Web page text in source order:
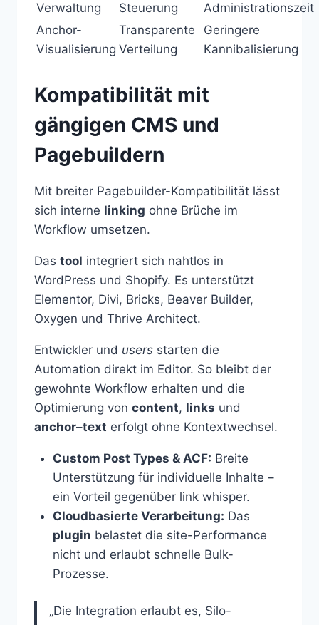
Verwaltung
Steuerung
Administrationszeit
Anchor-
Visualisierung
Transparente
Verteilung
Geringere
Kannibalisierung
Kompatibilität mit
gängigen CMS und
Pagebuildern
Mit breiter Pagebuilder-Kompatibilität lässt
sich interne linking ohne Brüche im
Workflow umsetzen.
Das tool integriert sich nahtlos in
WordPress und Shopify. Es unterstützt
Elementor, Divi, Bricks, Beaver Builder,
Oxygen und Thrive Architect.
Entwickler und users starten die
Automation direkt im Editor. So bleibt der
gewohnte Workflow erhalten und die
Optimierung von content, links und
anchor–text erfolgt ohne Kontextwechsel.
Custom Post Types & ACF: Breite
Unterstützung für individuelle Inhalte –
ein Vorteil gegenüber link whisper.
Cloudbasierte Verarbeitung: Das
plugin belastet die site-Performance
nicht und erlaubt schnelle Bulk-
Prozesse.
„Die Integration erlaubt es, Silo-